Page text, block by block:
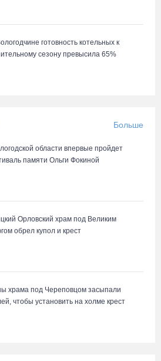
готовность котельных к
сезону превысила 65%
Больше
области впервые пройдет
памяти Ольги Фокиной
Орловский храм под Великим
обрел купол и крест
храма под Череповцом засыпали
чтобы установить на холме крест